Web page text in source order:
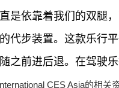
是依靠着我们的双腿
代步装置。这款乐行
之前进后退。在驾驶
CES Asia的相关